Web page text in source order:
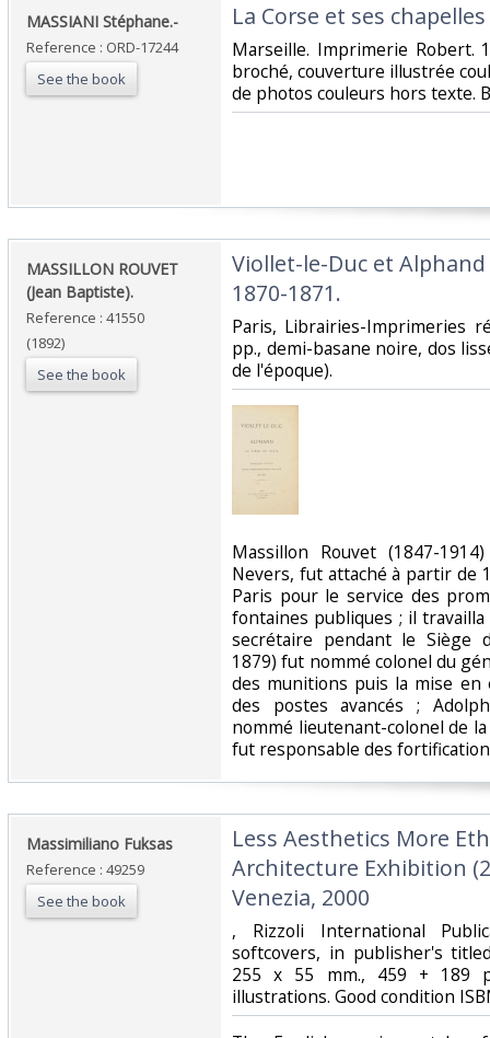
‎MASSIANI Stéphane.-‎
Reference : ORD-17244
See the book
‎La Corse et ses
‎Marseille. Imprimerie Robert.
broché, couverture illustrée
de photos couleurs hors texte.
‎MASSILLON ROUVET
(Jean Baptiste).‎
Reference : 41550
(1892)
See the book
‎Viollet-le-Duc et
1870-1871.‎
‎Paris, Librairies-Imprimeries
pp., demi-basane noire, dos
de l'époque). ‎
‎Massillon Rouvet (1847-
Nevers, fut attaché à partir de
Paris pour le service des
fontaines publiques ; il
secrétaire pendant le Siège
1879) fut nommé colonel du
des munitions puis la mise
des postes avancés ;
nommé lieutenant-colonel de
fut responsable des
‎Massimiliano Fuksas‎
Reference : 49259
See the book
‎Less Aesthetics More
Architecture Exhibition
Venezia, 2000‎
‎, Rizzoli International
softcovers, in publisher's
255 x 55 mm., 459 + 189
illustrations. Good condition